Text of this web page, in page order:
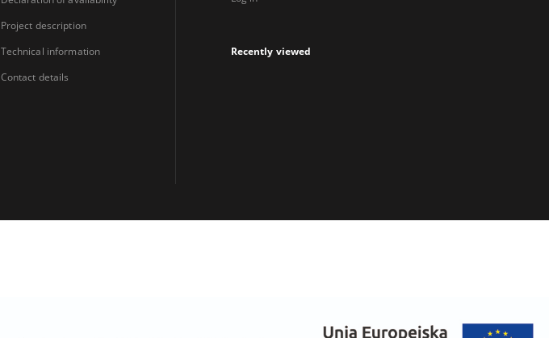
Project description
Technical information
Contact details
Recently viewed